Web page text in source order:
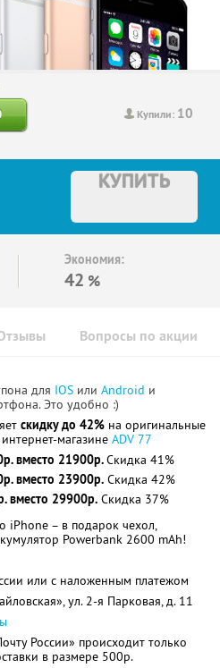
Купили: 10
КУПИТЬ
Экономия:
42 %
Вопросы по акции
для IOS или Android и
Это удобно :)
скидку до 42% на оригинальные
магазине ADV 77
вместо 21900р.Скидка 41%
вместо 23900р. Скидка 42%
вместо 29900р. Скидка 37%
iPhone – в подарок чехол,
Powerbank 2600 mAh!
или с наложенным платежом
ул. 2-я Парковая, д. 11
России» происходит только
в размере 500р.